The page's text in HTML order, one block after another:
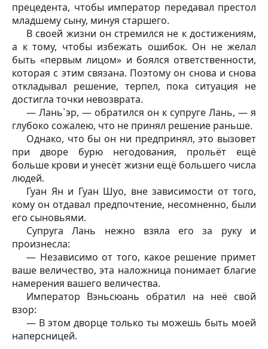
прецедента, чтобы император передавал престол
младшему сыну, минуя старшего.
В своей жизни он стремился не к достижениям,
а к тому, чтобы избежать ошибок. Он не желал
быть «первым лицом» и боялся ответственности,
которая с этим связана. Поэтому он снова и снова
откладывал решение, терпел, пока ситуация не
достигла точки невозврата.
— Лань`эр, — обратился он к супруге Лань, — я
глубоко сожалею, что не принял решение раньше.
Однако, что бы он ни предпринял, это вызовет
при дворе бурю негодования, прольёт ещё
больше крови и унесёт жизни ещё большего числа
людей.
Гуан Ян и Гуан Шуо, вне зависимости от того,
кому он отдавал предпочтение, несомненно, были
его сыновьями.
Супруга Лань нежно взяла его за руку и
произнесла:
— Независимо от того, какое решение примет
ваше величество, эта наложница понимает благие
намерения вашего величества.
Император Вэньсюань обратил на неё свой
взор:
— В этом дворце только ты можешь быть моей
наперсницей.